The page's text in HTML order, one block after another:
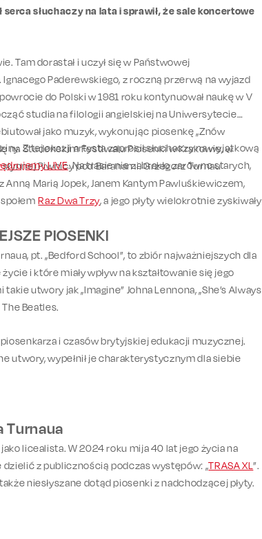
słuchaczy na lata i sprawił, że sale koncertowe
Tam dorastał i uczył się w Państwowej
Paderewskiego, z roczną przerwą na wyjazd
do Polski w 1981 roku kontynuował naukę w V
studia na filologii angielskiej na Uniwersytecie
jako muzyk, wykonując piosenkę „Znów
na Studenckim Festiwalu Piosenki w Krakowie, w
Piwnicy pod Baranami. Grzegorz Turnau
Marią Jopek, Janem Kantym Pawluśkiewiczem,
Raz Dwa Trzy, a jego płyty wielokrotnie zyskiwały
Z tej okazji artysta zaprosił słuchaczy na wyjątkową
LIVE. Na trasie nie zabrakło zarówno starych,
PIOSENKI
pt. „Bedford School”, to zbiór najważniejszych dla
i które miały wpływ na kształtowanie się jego
utwory jak „Imagine” Johna Lennona, „She’s Always
The Beatles.
i czasów brytyjskiej edukacji muzycznej.
utwory, wypełnił je charakterystycznym dla siebie
Turnaua
licealista. W 2024 roku mija 40 lat jego życia na
z publicznością podczas występów: „TRASA XL”.
niesłyszane dotąd piosenki z nadchodzącej płyty.